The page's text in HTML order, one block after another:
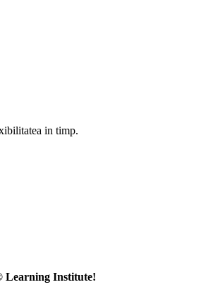
in timp.
Learning Institute!